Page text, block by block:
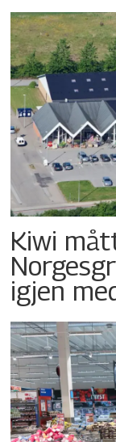
Kiwi
igjen